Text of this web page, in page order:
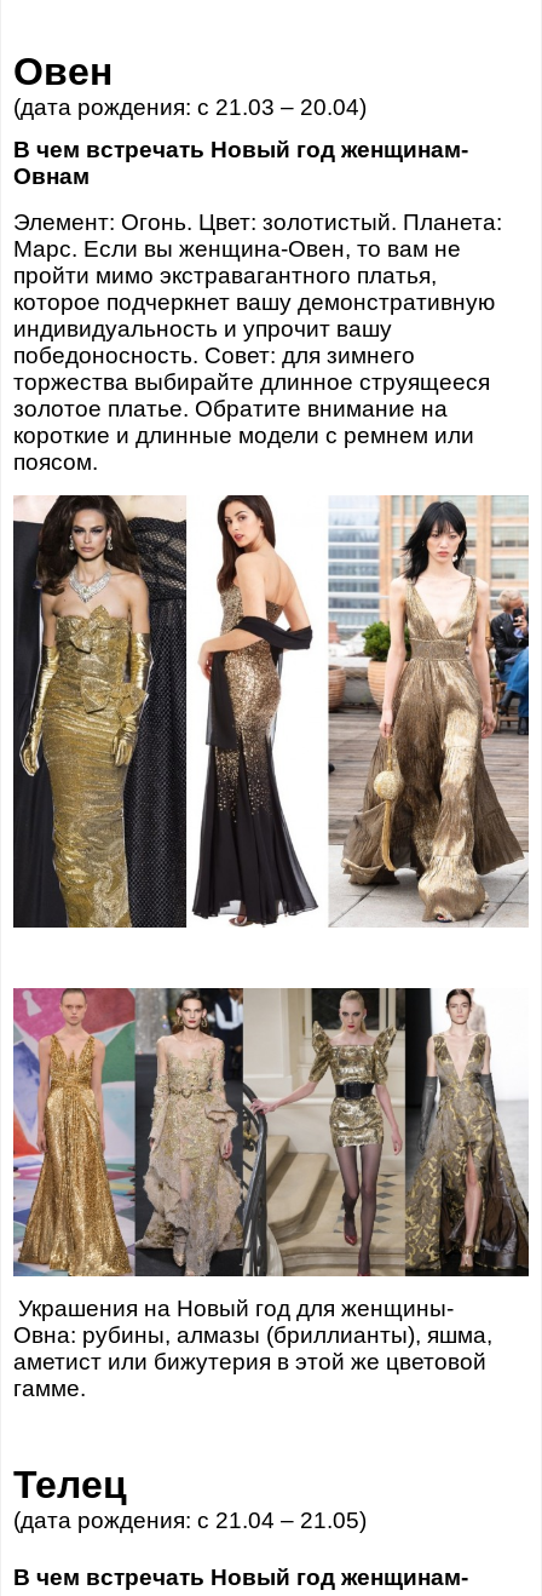
Овен
(дата рождения: с 21.03 – 20.04)
В чем встречать Новый год женщинам-
Овнам
Элемент: Огонь. Цвет: золотистый. Планета:
Марс. Если вы женщина-Овен, то вам не
пройти мимо экстравагантного платья,
которое подчеркнет вашу демонстративную
индивидуальность и упрочит вашу
победоносность. Совет: для зимнего
торжества выбирайте длинное струящееся
золотое платье. Обратите внимание на
короткие и длинные модели с ремнем или
поясом.
Украшения на Новый год для женщины-
Овна: рубины, алмазы (бриллианты), яшма,
аметист или бижутерия в этой же цветовой
гамме.
Телец
(дата рождения: с 21.04 – 21.05)
В чем встречать Новый год женщинам-